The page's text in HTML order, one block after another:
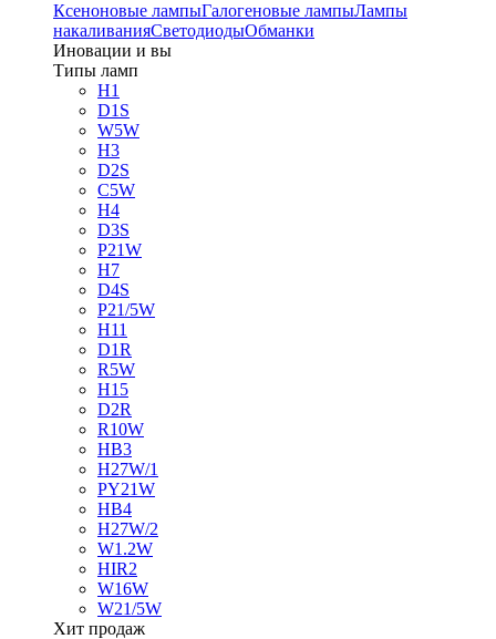
Ксеноновые лампыГалогеновые лампыЛампы
накаливанияСветодиодыОбманки
Иновации и вы
Типы ламп
H1
D1S
W5W
H3
D2S
C5W
H4
D3S
P21W
H7
D4S
P21/5W
H11
D1R
R5W
H15
D2R
R10W
HB3
H27W/1
PY21W
HB4
H27W/2
W1.2W
HIR2
W16W
W21/5W
Хит продаж